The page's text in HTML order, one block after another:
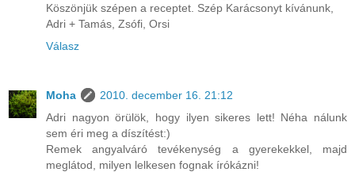
Köszönjük szépen a receptet. Szép Karácsonyt kívánunk,
Adri + Tamás, Zsófi, Orsi
Válasz
Moha
2010. december 16. 21:12
Adri nagyon örülök, hogy ilyen sikeres lett! Néha nálunk
sem éri meg a díszítést:)
Remek angyalváró tevékenység a gyerekekkel, majd
meglátod, milyen lelkesen fognak írókázni!